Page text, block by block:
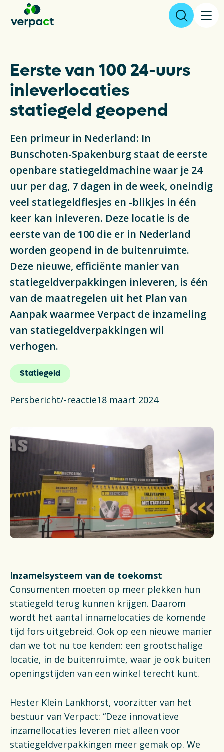
Over ons
Resultaten
Verpakkingen
Inzameling & Recycling
Wetgeving
Actueel
Veelgestelde vragen
Verpakkingencatalogus
Pers
Contact
Downloads
Financiën
VacaturesOpens in a new tab
Switch to English
Eerste van 100 24-uurs
inleverlocaties
statiegeld geopend
Een primeur in Nederland: In
Bunschoten-Spakenburg staat de eerste
openbare statiegeldmachine waar je 24
uur per dag, 7 dagen in de week, oneindig
veel statiegeldflesjes en -blikjes in één
keer kan inleveren. Deze locatie is de
eerste van de 100 die er in Nederland
worden geopend in de buitenruimte.
Deze nieuwe, efficiënte manier van
statiegeldverpakkingen inleveren, is één
van de maatregelen uit het Plan van
Aanpak waarmee Verpact de inzameling
van statiegeldverpakkingen wil
verhogen.
Statiegeld
Persbericht/-reactie18 maart 2024
Inzamelsysteem van de toekomst
Consumenten moeten op meer plekken hun
statiegeld terug kunnen krijgen. Daarom
wordt het aantal innamelocaties de komende
tijd fors uitgebreid. Ook op een nieuwe manier
dan we tot nu toe kenden: een grootschalige
locatie, in de buitenruimte, waar je ook buiten
openingstijden van een winkel terecht kunt.
Hester Klein Lankhorst, voorzitter van het
bestuur van Verpact: “Deze innovatieve
inzamellocaties leveren niet alleen voor
statiegeldverpakkingen meer gemak op. We